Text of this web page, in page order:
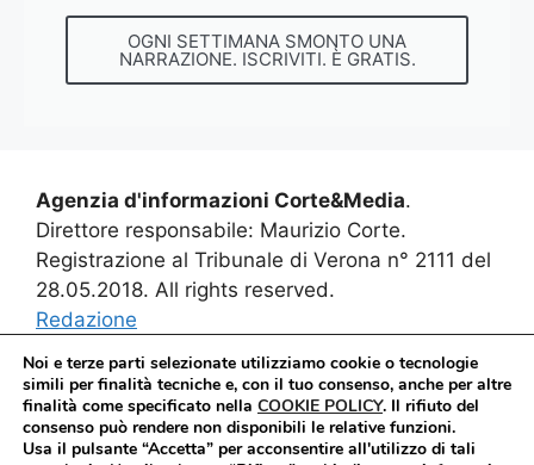
OGNI SETTIMANA SMONTO UNA
NARRAZIONE. ISCRIVITI. È GRATIS.
Agenzia d'informazioni Corte&Media.
Direttore responsabile: Maurizio Corte.
Registrazione al Tribunale di Verona n° 2111 del
28.05.2018. All rights reserved.
Redazione
Noi e terze parti selezionate utilizziamo cookie o tecnologie
simili per finalità tecniche e, con il tuo consenso, anche per altre
finalità come specificato nella COOKIE POLICY. Il rifiuto del
consenso può rendere non disponibili le relative funzioni.
Usa il pulsante “Accetta” per acconsentire all'utilizzo di tali